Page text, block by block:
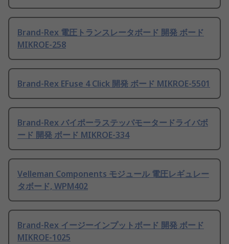
Brand-Rex 電圧トランスレータボード 開発 ボード
MIKROE-258
Brand-Rex EFuse 4 Click 開発 ボード MIKROE-5501
Brand-Rex バイポーラステッパモータードライバボ
ード 開発 ボード MIKROE-334
Velleman Components モジュール 電圧レギュレー
タボード, WPM402
Brand-Rex イージーインプットボード 開発 ボード
MIKROE-1025